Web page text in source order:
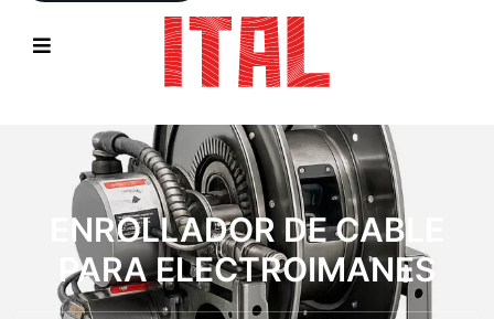
ENROLLADOR DE CABLE
PARA ELECTROIMANES